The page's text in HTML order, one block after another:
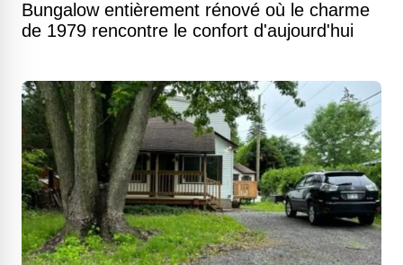
Bungalow entièrement rénové où le charme
de 1979 rencontre le confort d'aujourd'hui